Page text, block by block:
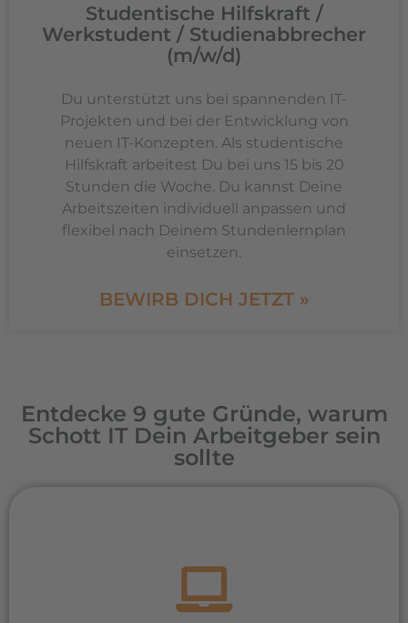
Studentische Hilfskraft /
Werkstudent / Studienabbrecher
(m/w/d)
Du unterstützt uns bei spannenden IT-
Projekten und bei der Entwicklung von
neuen IT-Konzepten. Als studentische
Hilfskraft arbeitest Du bei uns 15 bis 20
Stunden die Woche. Du kannst Deine
Arbeitszeiten individuell anpassen und
flexibel nach Deinem Stundenlernplan
einsetzen.
BEWIRB DICH JETZT »
Entdecke 9 gute Gründe, warum
Schott IT Dein Arbeitgeber sein
sollte
Egal ob Frühaufsteher oder Morgenmuffel –
unsere Mitarbeiter haben relativ flexible